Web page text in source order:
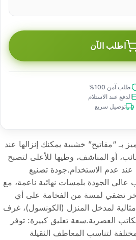
اطلب الآن
طلب آمن 100%
الدفع عند الاستلام
توصيل سريع
بـ “مفاتيح” خشبية يمكنك إنزالها عند
أو المناشف، وطيها للأعلى لتصبح
عدم الاستخدام.جودة تصنيع
الجودة بلمسات نهائية ناعمة، مع
تضفي لمسة من الفخامة على أي
لمدخل المنزل (الكونسول)، غرف
العصرية.سعة تعليق كبيرة: توفر
لتناسب المعاطف الثقيلة